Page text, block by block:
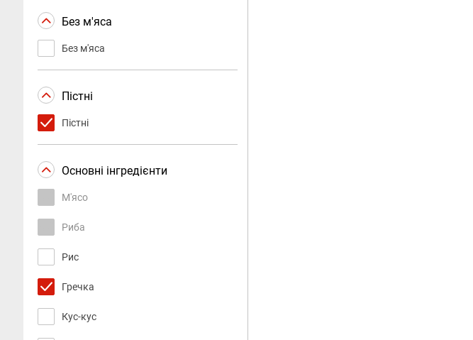
Без м'яса
Без м'яса
Пістні
Пістні
Основні інгредієнти
М'ясо
Риба
Рис
Гречка
Кус-кус